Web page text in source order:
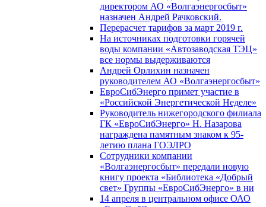
директором АО «Волгаэнергосбыт»
назначен Андрей Рачковский.
Перерасчет тарифов за март 2019 г.
На источниках подготовки горячей
воды компании «Автозаводская ТЭЦ»
все нормы выдерживаются
Андрей Орлихин назначен
руководителем АО «Волгаэнергосбыт»
ЕвроСибЭнерго примет участие в
«Российской Энергетической Неделе»
Руководитель нижегородского филиала
ГК «ЕвроСибЭнерго» Н. Назарова
награждена памятным знаком к 95-
летию плана ГОЭЛРО
Сотрудники компании
«Волгаэнергосбыт» передали новую
книгу проекта «Библиотека «Добрый
свет» Группы «ЕвроСибЭнерго» в ни
14 апреля в центральном офисе ОАО